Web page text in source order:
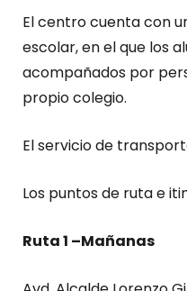
El centro cuenta con
escolar, en el que los
acompañados por
propio colegio.
El servicio de
Los puntos de ruta e
Ruta 1 –Mañanas